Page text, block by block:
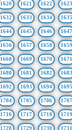
1620 1621 1622 1623
1632 1633 1634 1635
1644 1645 1646 1647
1656 1657 1658 1659
1668 1669 1670 1671
1680 1681 1682 1683
1692 1693 1694 1695
1704 1705 1706
1716 1717 1718 1719
1728 1729 1730 1731